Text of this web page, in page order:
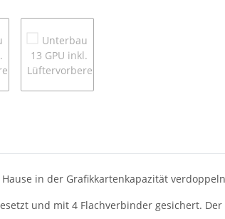
in der Grafikkartenkapazität
und mit 4 Flachverbinder gesichert.